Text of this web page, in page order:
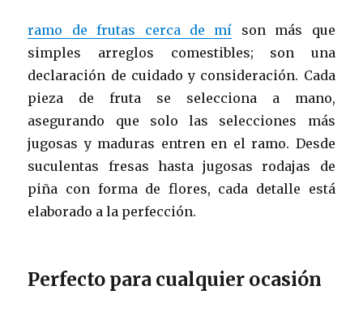
ramo de frutas cerca de mí son más que
simples arreglos comestibles; son una
declaración de cuidado y consideración. Cada
pieza de fruta se selecciona a mano,
asegurando que solo las selecciones más
jugosas y maduras entren en el ramo. Desde
suculentas fresas hasta jugosas rodajas de
piña con forma de flores, cada detalle está
elaborado a la perfección.
Perfecto para cualquier ocasión